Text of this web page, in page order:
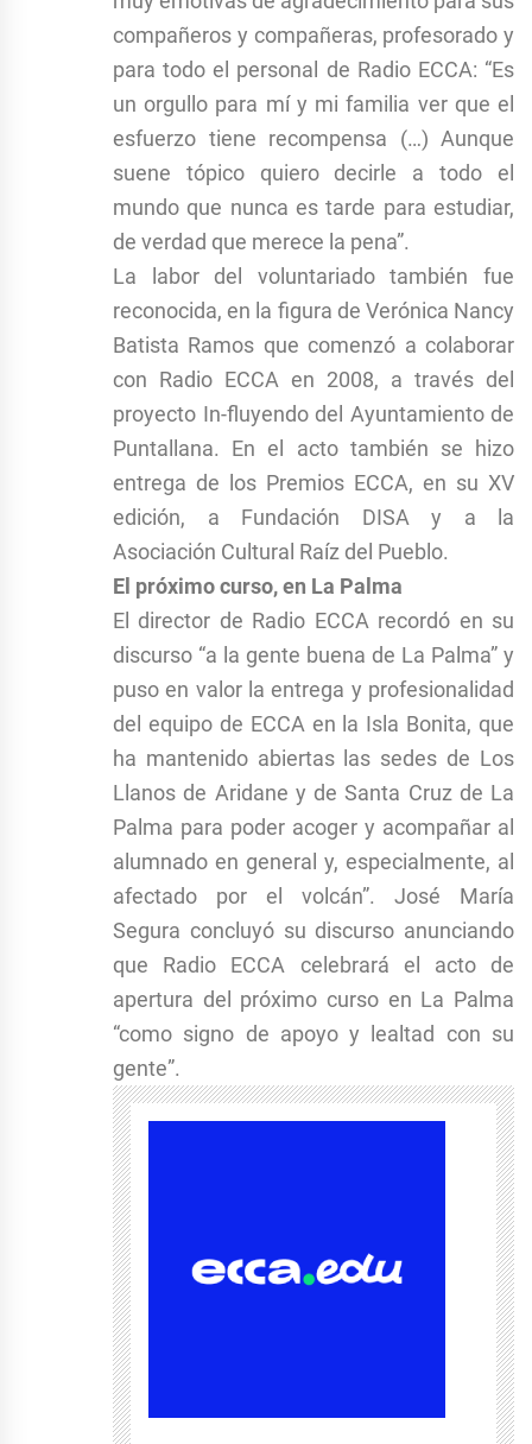
compañeros y compañeras, profesorado y
para todo el personal de Radio ECCA: “Es
un orgullo para mí y mi familia ver que el
esfuerzo tiene recompensa (…) Aunque
suene tópico quiero decirle a todo el
mundo que nunca es tarde para estudiar,
de verdad que merece la pena”.
La labor del voluntariado también fue
reconocida, en la figura de Verónica Nancy
Batista Ramos que comenzó a colaborar
con Radio ECCA en 2008, a través del
proyecto In-fluyendo del Ayuntamiento de
Puntallana. En el acto también se hizo
entrega de los Premios ECCA, en su XV
edición, a Fundación DISA y a la
Asociación Cultural Raíz del Pueblo.
El próximo curso, en La Palma
El director de Radio ECCA recordó en su
discurso “a la gente buena de La Palma” y
puso en valor la entrega y profesionalidad
del equipo de ECCA en la Isla Bonita, que
ha mantenido abiertas las sedes de Los
Llanos de Aridane y de Santa Cruz de La
Palma para poder acoger y acompañar al
alumnado en general y, especialmente, al
afectado por el volcán”. José María
Segura concluyó su discurso anunciando
que Radio ECCA celebrará el acto de
apertura del próximo curso en La Palma
“como signo de apoyo y lealtad con su
gente”.